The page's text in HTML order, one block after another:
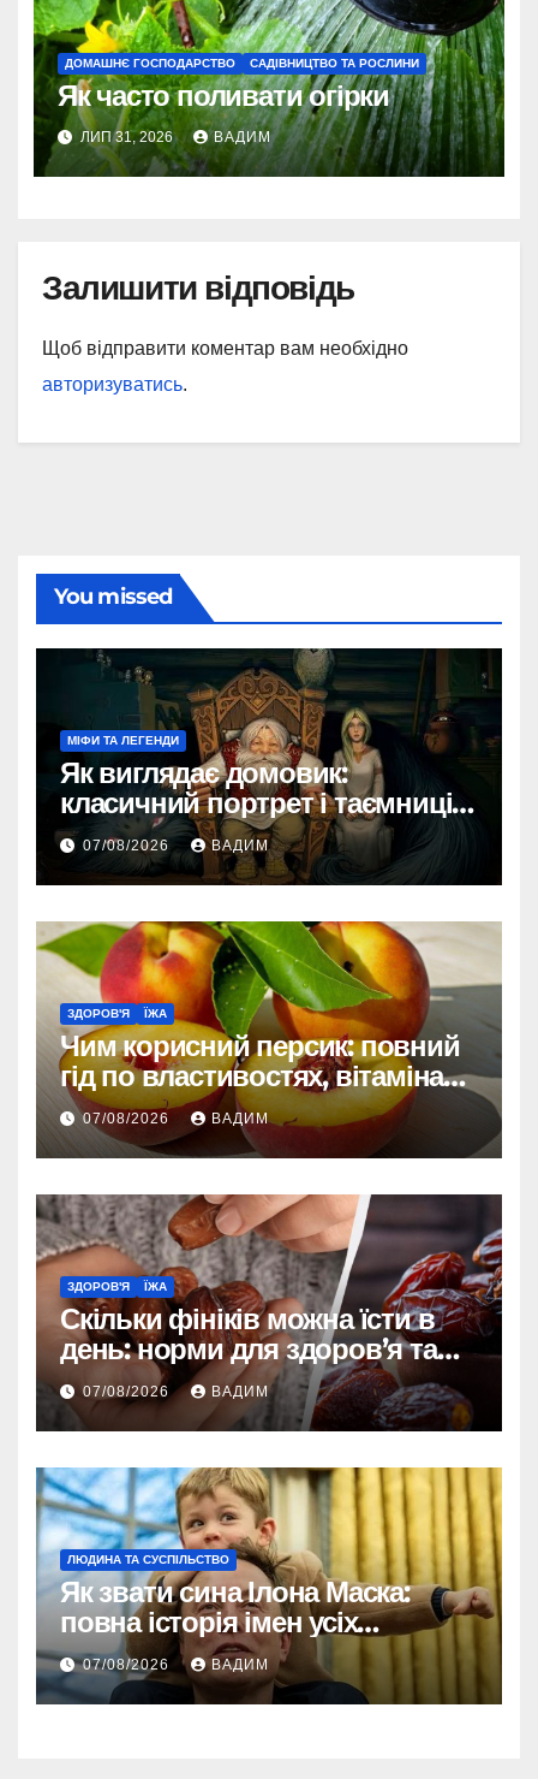
ДОМАШНЄ ГОСПОДАРСТВО САДІВНИЦТВО ТА РОСЛИНИ
Як часто поливати огірки
ЛИП 31, 2026 ВАДИМ
Залишити відповідь
Щоб відправити коментар вам необхідно
авторизуватись.
You missed
МІФИ ТА ЛЕГЕНДИ
Як виглядає домовик:
класичний портрет і таємниці
зовнішності
07/08/2026 ВАДИМ
ЗДОРОВ'Я ЇЖА
Чим корисний персик: повний
гід по властивостях, вітамінах і
впливі на організм
07/08/2026 ВАДИМ
ЗДОРОВ'Я ЇЖА
Скільки фініків можна їсти в
день: норми для здоров’я та
енергії
07/08/2026 ВАДИМ
ЛЮДИНА ТА СУСПІЛЬСТВО
Як звати сина Ілона Маска:
повна історія імен усіх
хлопчиків мільярдера
07/08/2026 ВАДИМ